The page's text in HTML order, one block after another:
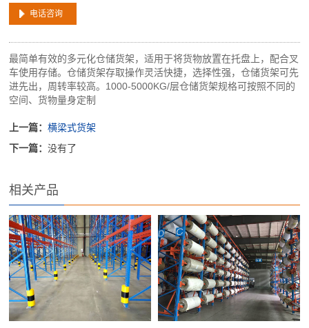
电话咨询
最简单有效的多元化仓储货架，适用于将货物放置在托盘上，配合叉
车使用存储。仓储货架存取操作灵活快捷，选择性强，仓储货架可先
进先出，周转率较高。1000-5000KG/层仓储货架规格可按照不同的
空间、货物量身定制
上一篇：横梁式货架
下一篇：没有了
相关产品